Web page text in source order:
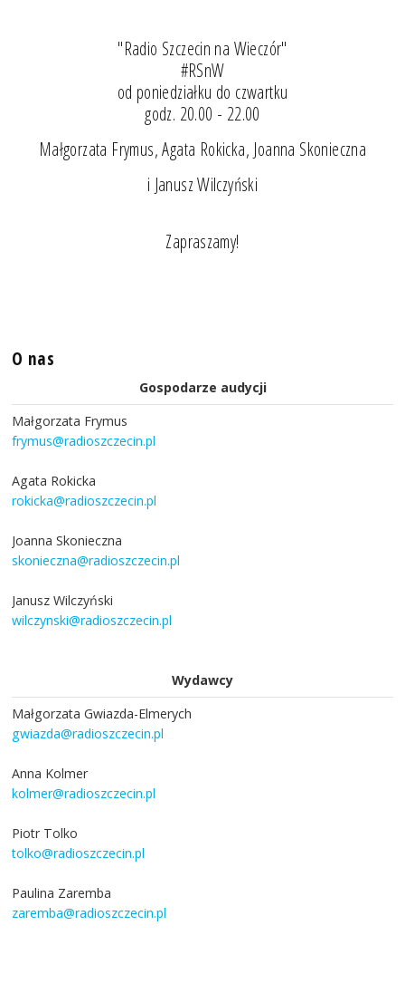
"Radio Szczecin na Wieczór"
#RSnW
od poniedziałku do czwartku
godz. 20.00 - 22.00
Małgorzata Frymus, Agata Rokicka, Joanna Skonieczna
i Janusz Wilczyński
Zapraszamy!
O nas
Gospodarze audycji
Małgorzata Frymus
frymus@radioszczecin.pl
Agata Rokicka
rokicka@radioszczecin.pl
Joanna Skonieczna
skonieczna@radioszczecin.pl
Janusz Wilczyński
wilczynski@radioszczecin.pl
Wydawcy
Małgorzata Gwiazda-Elmerych
gwiazda@radioszczecin.pl
Anna Kolmer
kolmer@radioszczecin.pl
Piotr Tolko
tolko@radioszczecin.pl
Paulina Zaremba
zaremba@radioszczecin.pl